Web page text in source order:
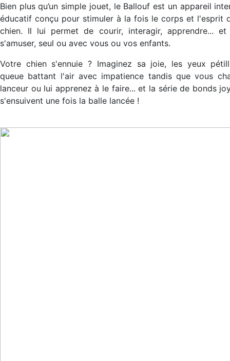
Bien plus qu’un simple jouet, le Ballouf est un appareil
éducatif conçu pour stimuler à la fois le corps et l'esprit
chien. Il lui permet de courir, interagir, apprendre... et
s'amuser, seul ou avec vous ou vos enfants.
Votre chien s'ennuie ? Imaginez sa joie, les yeux
queue battant l'air avec impatience tandis que vous
lanceur ou lui apprenez à le faire... et la série de bonds
s'ensuivent une fois la balle lancée !